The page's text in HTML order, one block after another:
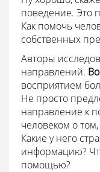
поведение. Это
Как помочь
собственных
Авторы
направлений.
восприятием
Не просто
направление к
человеком о
Какие у него
информацию?
помощью?